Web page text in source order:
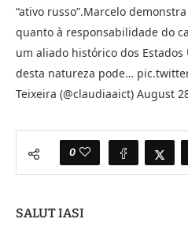
“ativo russo”.Marcelo
quanto à responsabilidade do
um aliado histórico dos
desta natureza pode…
Teixeira (@claudiaaict) August
0
SALUT IASI